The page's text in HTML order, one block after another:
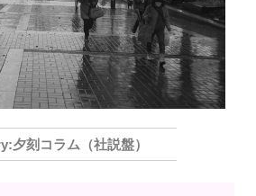
夕刻コラム（社説盤）